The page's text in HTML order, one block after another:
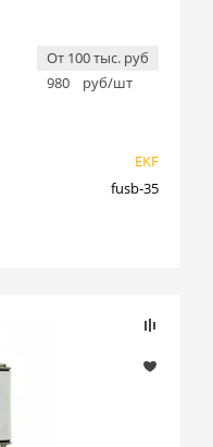
От 100 тыс. руб
980
руб/шт
EKF
fusb-35